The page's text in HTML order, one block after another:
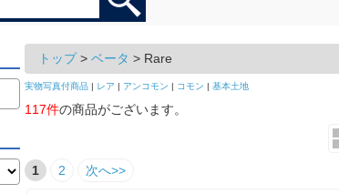
実物写真付商品 | レア | アンコモン | コモン | 基本土地
トップ> ベータ > Rare
117件の商品がございます。
1 2 次へ>>